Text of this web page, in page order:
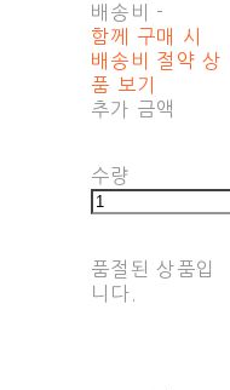
배송비 -
함께 구매 시
배송비 절약 상
품 보기
추가 금액
수량
품절된 상품입
니다.